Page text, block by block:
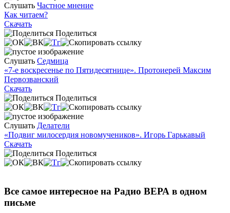
Слушать Частное мнение
Как читаем?
Скачать
Поделиться
Слушать Седмица
«7-е воскресенье по Пятидесятнице». Протоиерей Максим
Первозванский
Скачать
Поделиться
Слушать Делатели
«Подвиг милосердия новомучеников». Игорь Гарькавый
Скачать
Поделиться
Все самое интересное на Радио ВЕРА в одном
письме